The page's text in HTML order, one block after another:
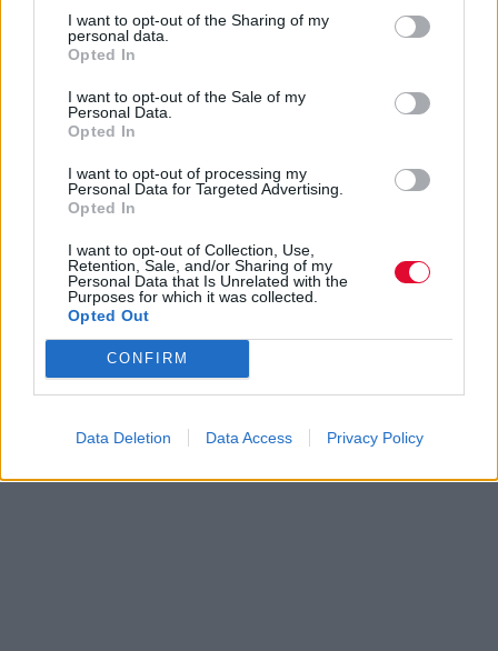
I want to opt-out of the Sharing of my
personal data.
Opted In
I want to opt-out of the Sale of my
Personal Data.
Opted In
I want to opt-out of processing my
Personal Data for Targeted Advertising.
Opted In
I want to opt-out of Collection, Use,
Retention, Sale, and/or Sharing of my
Personal Data that Is Unrelated with the
Purposes for which it was collected.
Opted Out
CONFIRM
Data Deletion Data Access Privacy Policy